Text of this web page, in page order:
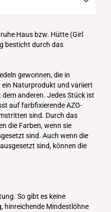
Haus bzw. Hütte (Girl
besticht durch das
gewonnen, die in
Naturprodukt und variiert
anderen. Jedes Stück ist
auf farbfixierende AZO-
sind. Durch das
die Farben, wenn sie
sind. Auch wenn die
sind, können die
So gibt es keine
hinreichende Mindestlöhne